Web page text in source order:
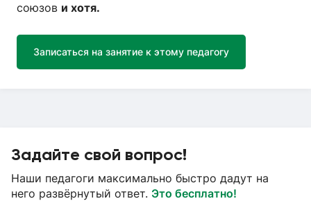
союзов и хотя.
Записаться на занятие к этому педагогу
Задайте свой вопрос!
Наши педагоги максимально быстро дадут на
него развёрнутый ответ. Это бесплатно!